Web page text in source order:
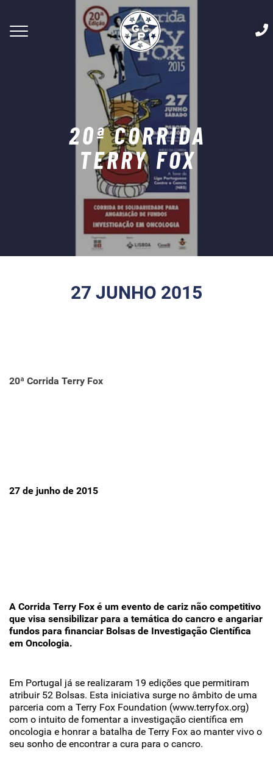
20ª CORRIDA
TERRY FOX
27 JUNHO 2015
20ª Corrida Terry Fox
27 de junho de 2015
A Corrida Terry Fox é um evento de cariz não competitivo
que visa sensibilizar para a temática do cancro e angariar
fundos para financiar Bolsas de Investigação Científica
em Oncologia.
Em Portugal já se realizaram 19 edições que permitiram
atribuir 52 Bolsas. Esta iniciativa surge no âmbito de uma
parceria com a Terry Fox Foundation (www.terryfox.org)
com o intuito de fomentar a investigação científica em
oncologia e honrar a batalha de Terry Fox ao manter vivo o
seu sonho de encontrar a cura para o cancro.